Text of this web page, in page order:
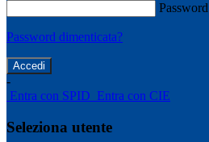
Password
Password dimenticata?
-
Entra con SPID Entra con CIE
Seleziona utente